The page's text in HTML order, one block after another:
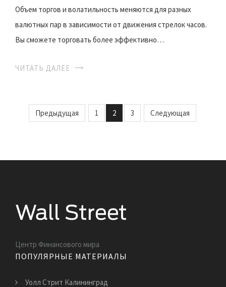
Объем торгов и волатильность меняются для разных
валютных пар в зависимости от движения стрелок часов.
Вы сможете торговать более эффективно…
ЧИТАТЬ ДАЛЕЕ
Предыдущая 1 2 3 Следующая
Центр Финансового мира
ПОПУЛЯРНЫЕ МАТЕРИАЛЫ
Уолл Стрит Калининград